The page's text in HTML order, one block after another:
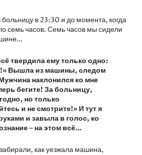
в 23:30 и до момента, когда
семь часов. Семь часов мы сидели
твердила ему только одно:
Вышла из машины, следом
наклонился ко мне
бегите! За больницу,
но только
и не смотрите!» И тут я
и завыла в голос, ко
– на этом всё…
как уезжала машина,